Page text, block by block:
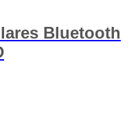
Bluetooth